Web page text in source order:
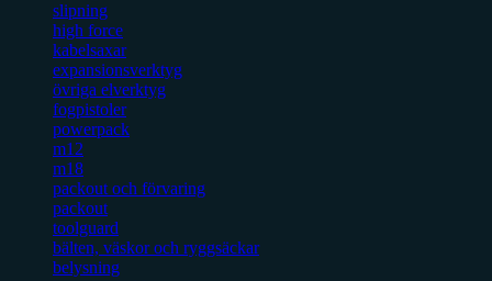
slipning
high force
kabelsaxar
expansionsverktyg
övriga elverktyg
fogpistoler
powerpack
m12
m18
packout och förvaring
packout
toolguard
bälten, väskor och ryggsäckar
belysning